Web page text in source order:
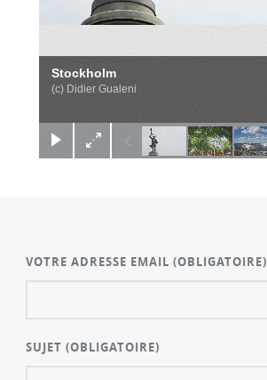
Stockholm
(c) Didier Gualeni
VOTRE ADRESSE EMAIL(OBLIGATOIRE)
SUJET(OBLIGATOIRE)